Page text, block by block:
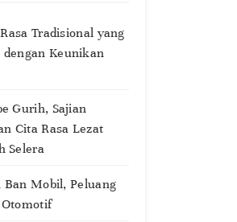
Tradisional yang
Keunikan
Gurih, Sajian
Cita Rasa Lezat
Selera
Mobil, Peluang